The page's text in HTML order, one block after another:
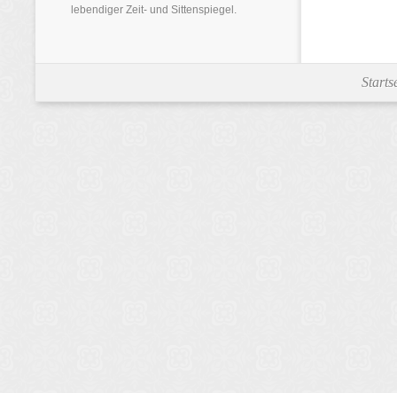
lebendiger Zeit- und Sittenspiegel.